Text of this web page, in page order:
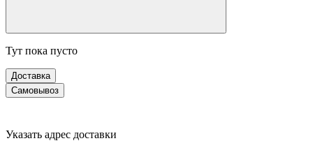
Тут пока пусто
Доставка
Самовывоз
Указать адрес доставки